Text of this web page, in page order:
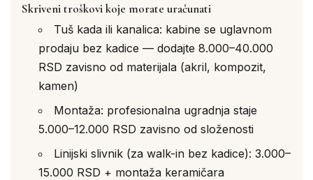
Skriveni troškovi koje morate uračunati
Tuš kada ili kanalica: kabine se uglavnom
prodaju bez kadice — dodajte 8.000–40.000
RSD zavisno od materijala (akril, kompozit,
kamen)
Montaža: profesionalna ugradnja staje
5.000–12.000 RSD zavisno od složenosti
Linijski slivnik (za walk-in bez kadice): 3.000–
15.000 RSD + montaža keramičara